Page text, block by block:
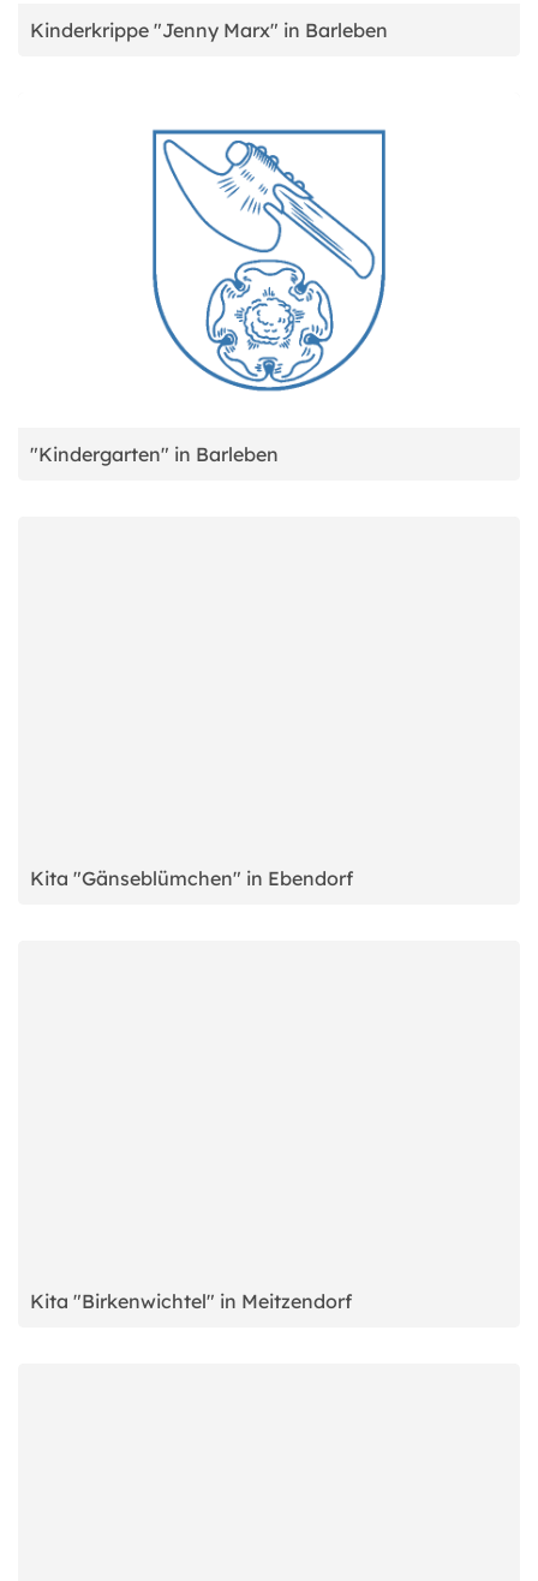
Kinderkrippe "Jenny Marx" in Barleben
"Kindergarten" in Barleben
Kita "Gänseblümchen" in Ebendorf
Kita "Birkenwichtel" in Meitzendorf